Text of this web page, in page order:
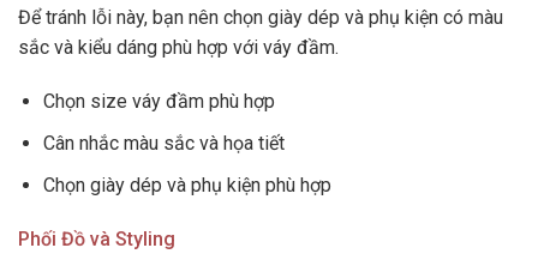
Để tránh lỗi này, bạn nên chọn giày dép và phụ kiện có màu
sắc và kiểu dáng phù hợp với váy đầm.
Chọn size váy đầm phù hợp
Cân nhắc màu sắc và họa tiết
Chọn giày dép và phụ kiện phù hợp
Phối Đồ và Styling